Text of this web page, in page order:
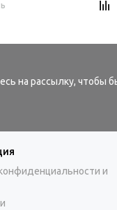
на рассылку, чтобы
и